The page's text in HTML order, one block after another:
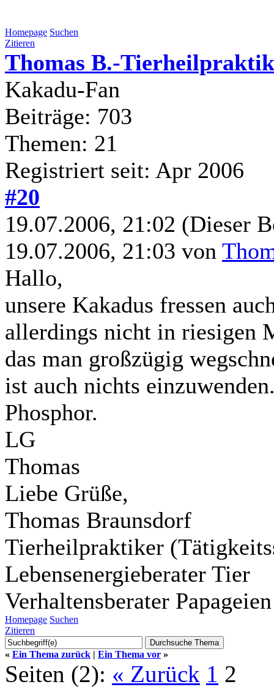
Homepage Suchen
Zitieren
Thomas B.-
Kakadu-Fan
Beiträge: 703
Themen: 21
Registriert seit: Apr 2006
#20
19.07.2006, 21:02 (Dieser
19.07.2006, 21:03 von
Hallo,
unsere Kakadus fressen
allerdings nicht in riesigen
das man großzügig
ist auch nichts
Phosphor.
LG
Thomas
Liebe Grüße,
Thomas Braunsdorf
Tierheilpraktiker
Lebensenergieberater Tier
Verhaltensberater Papageien
Homepage Suchen
Zitieren
« Ein Thema zurück | Ein Thema vor »
Seiten (2): « Zurück 1 2